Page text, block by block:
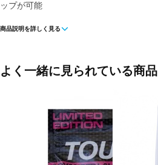
ップが可能
80mm(段高：45mm)
■生産国：中国
商品説明を詳しく見る
よく一緒に見られている商品